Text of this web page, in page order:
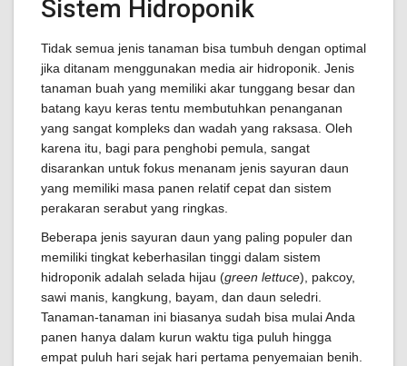
Sistem Hidroponik
Tidak semua jenis tanaman bisa tumbuh dengan optimal
jika ditanam menggunakan media air hidroponik. Jenis
tanaman buah yang memiliki akar tunggang besar dan
batang kayu keras tentu membutuhkan penanganan
yang sangat kompleks dan wadah yang raksasa. Oleh
karena itu, bagi para penghobi pemula, sangat
disarankan untuk fokus menanam jenis sayuran daun
yang memiliki masa panen relatif cepat dan sistem
perakaran serabut yang ringkas.
Beberapa jenis sayuran daun yang paling populer dan
memiliki tingkat keberhasilan tinggi dalam sistem
hidroponik adalah selada hijau (green lettuce), pakcoy,
sawi manis, kangkung, bayam, dan daun seledri.
Tanaman-tanaman ini biasanya sudah bisa mulai Anda
panen hanya dalam kurun waktu tiga puluh hingga
empat puluh hari sejak hari pertama penyemaian benih.